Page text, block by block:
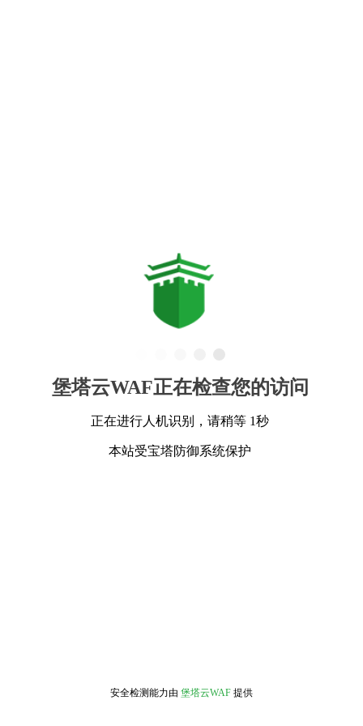
堡塔云WAF正在检查您的访问
正在进行人机识别，请稍等 1秒
本站受宝塔防御系统保护
安全检测能力由 堡塔云WAF 提供